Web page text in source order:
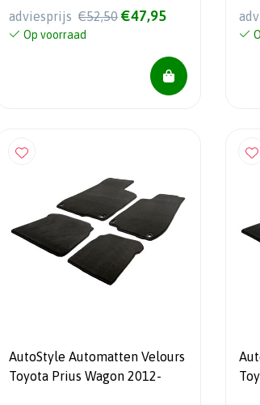
adviesprijs €52,50 €47,95
Op voorraad
AutoStyle Automatten Velours
Toyota Prius Wagon 2012-